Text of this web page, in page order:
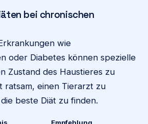
bei chronischen
wie
oder Diabetes können spezielle
Zustand des Haustieres zu
ratsam, einen Tierarzt zu
beste Diät zu finden.
Empfehlung